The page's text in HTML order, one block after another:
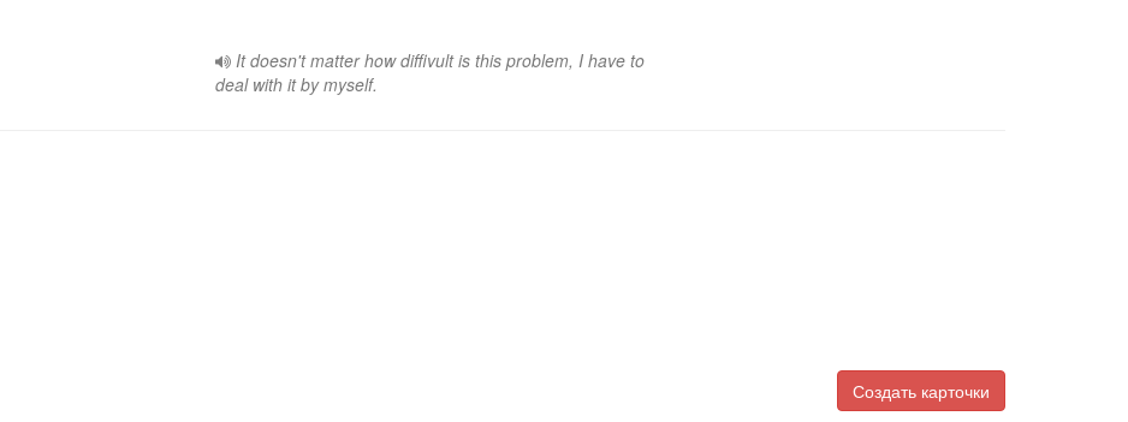
It doesn't matter how diffivult is this problem, I have to
deal with it by myself.
Создать карточки